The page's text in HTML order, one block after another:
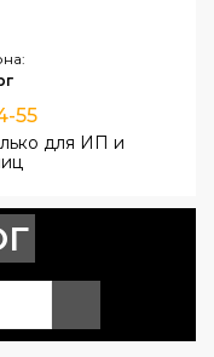
55
для ИП и